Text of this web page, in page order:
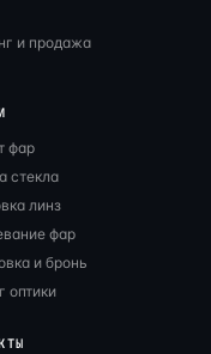
и продажа
фар
стекла
линз
фар
и бронь
оптики